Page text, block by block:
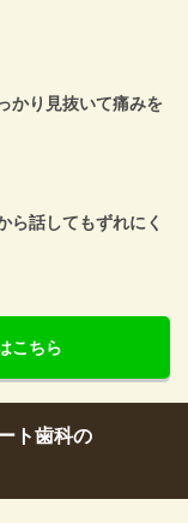
かり見抜いて痛みを
ら話してもずれにく
こちら
ト歯科の